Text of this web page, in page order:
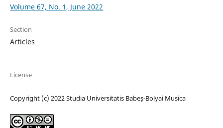
Volume 67, No. 1, June 2022
Section
Articles
License
Copyright (c) 2022 Studia Universitatis Babeș-Bolyai Musica